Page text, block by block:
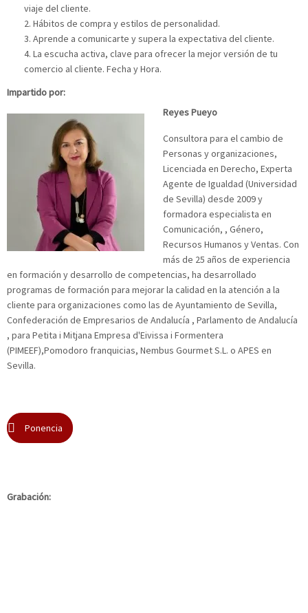
viaje del cliente.
Hábitos de compra y estilos de personalidad.
Aprende a comunicarte y supera la expectativa del cliente.
La escucha activa, clave para ofrecer la mejor versión de tu
comercio al cliente. Fecha y Hora.
Impartido por:
Reyes Pueyo
Consultora para el cambio de
Personas y organizaciones,
Licenciada en Derecho, Experta
Agente de Igualdad (Universidad
de Sevilla) desde 2009 y
formadora especialista en
Comunicación, , Género,
Recursos Humanos y Ventas. Con
más de 25 años de experiencia
en formación y desarrollo de competencias, ha desarrollado
programas de formación para mejorar la calidad en la atención a la
cliente para organizaciones como las de Ayuntamiento de Sevilla,
Confederación de Empresarios de Andalucía , Parlamento de Andalucía
, para Petita i Mitjana Empresa d'Eivissa i Formentera
(PIMEEF),Pomodoro franquicias, Nembus Gourmet S.L. o APES en
Sevilla.
Ponencia
Grabación: